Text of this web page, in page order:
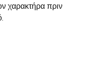
χαρακτήρα πριν